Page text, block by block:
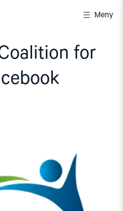
Meny
for